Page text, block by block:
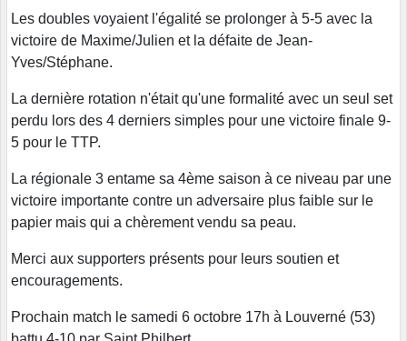
Les doubles voyaient l'égalité se prolonger à 5-5 avec la
victoire de Maxime/Julien et la défaite de Jean-
Yves/Stéphane.
La dernière rotation n'était qu'une formalité avec un seul set
perdu lors des 4 derniers simples pour une victoire finale 9-
5 pour le TTP.
La régionale 3 entame sa 4ème saison à ce niveau par une
victoire importante contre un adversaire plus faible sur le
papier mais qui a chèrement vendu sa peau.
Merci aux supporters présents pour leurs soutien et
encouragements.
Prochain match le samedi 6 octobre 17h à Louverné (53)